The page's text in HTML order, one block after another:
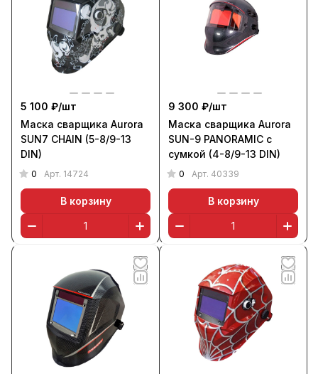
5 100 ₽/шт
Маска сварщика Aurora
SUN7 CHAIN (5-8/9-13
DIN)
0 Арт. 14724
В корзину
9 300 ₽/шт
Маска сварщика Aurora
SUN-9 PANORAMIC с
сумкой (4-8/9-13 DIN)
0 Арт. 40339
В корзину